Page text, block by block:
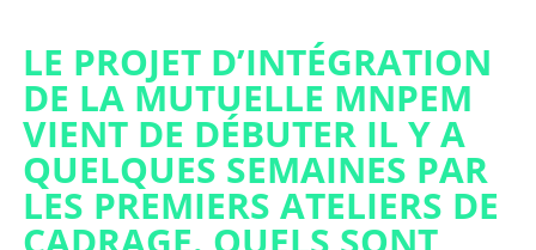
LE PROJET D’INTÉGRATION
DE LA MUTUELLE MNPEM
VIENT DE DÉBUTER IL Y A
QUELQUES SEMAINES PAR
LES PREMIERS ATELIERS DE